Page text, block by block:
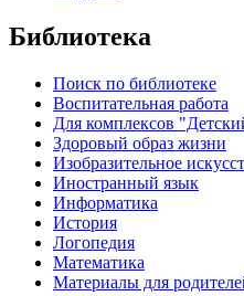
Библиотека
Поиск по библиотеке
Воспитательная работа
Для комплексов
Здоровый образ жизни
Изобразительное
Иностранный язык
Информатика
История
Логопедия
Математика
Материалы для